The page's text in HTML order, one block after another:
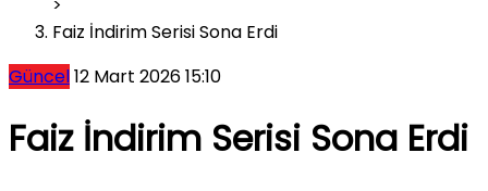
Faiz İndirim Serisi Sona Erdi
Güncel12 Mart 2026 15:10
Faiz İndirim Serisi Sona Erdi